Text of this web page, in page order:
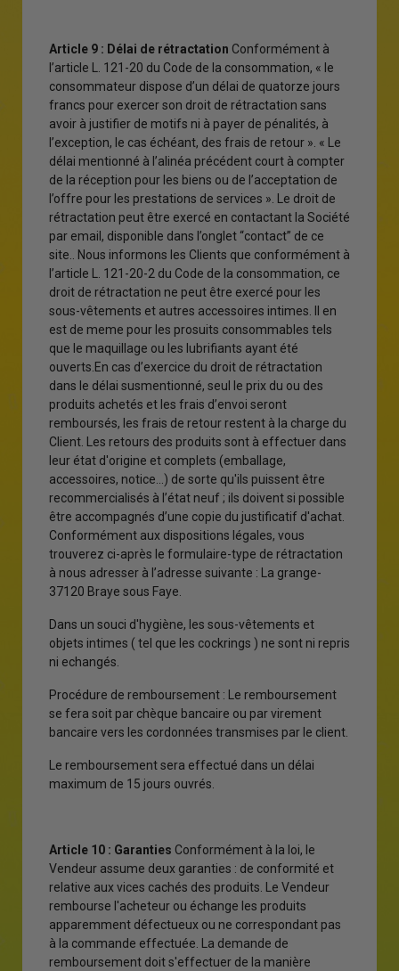
Article 9 : Délai de rétractation Conformément à
l’article L. 121-20 du Code de la consommation, « le
consommateur dispose d’un délai de quatorze jours
francs pour exercer son droit de rétractation sans
avoir à justifier de motifs ni à payer de pénalités, à
l’exception, le cas échéant, des frais de retour ». « Le
délai mentionné à l’alinéa précédent court à compter
de la réception pour les biens ou de l’acceptation de
l’offre pour les prestations de services ». Le droit de
rétractation peut être exercé en contactant la Société
par email, disponible dans l’onglet “contact” de ce
site.. Nous informons les Clients que conformément à
l’article L. 121-20-2 du Code de la consommation, ce
droit de rétractation ne peut être exercé pour les
sous-vêtements et autres accessoires intimes. Il en
est de meme pour les prosuits consommables tels
que le maquillage ou les lubrifiants ayant été
ouverts.En cas d’exercice du droit de rétractation
dans le délai susmentionné, seul le prix du ou des
produits achetés et les frais d’envoi seront
remboursés, les frais de retour restent à la charge du
Client. Les retours des produits sont à effectuer dans
leur état d'origine et complets (emballage,
accessoires, notice...) de sorte qu'ils puissent être
recommercialisés à l’état neuf ; ils doivent si possible
être accompagnés d’une copie du justificatif d'achat.
Conformément aux dispositions légales, vous
trouverez ci-après le formulaire-type de rétractation
à nous adresser à l’adresse suivante : La grange-
37120 Braye sous Faye.
Dans un souci d'hygiène, les sous-vêtements et
objets intimes ( tel que les cockrings ) ne sont ni repris
ni echangés.
Procédure de remboursement : Le remboursement
se fera soit par chèque bancaire ou par virement
bancaire vers les cordonnées transmises par le client.
Le remboursement sera effectué dans un délai
maximum de 15 jours ouvrés.
Article 10 : Garanties Conformément à la loi, le
Vendeur assume deux garanties : de conformité et
relative aux vices cachés des produits. Le Vendeur
rembourse l'acheteur ou échange les produits
apparemment défectueux ou ne correspondant pas
à la commande effectuée. La demande de
remboursement doit s'effectuer de la manière